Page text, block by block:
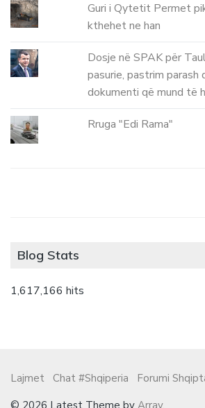
Guri i Qytetit Permet
kthehet ne han
Dosje në SPAK për
pasurie, pastrim parash
dokumenti që mund të
Rruga "Edi Rama"
Blog Stats
1,617,166 hits
Lajmet Chat #Shqiperia Forumi
© 2026 Latest Theme by Array.